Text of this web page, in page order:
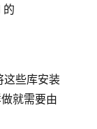
的
这些库安装
就需要由